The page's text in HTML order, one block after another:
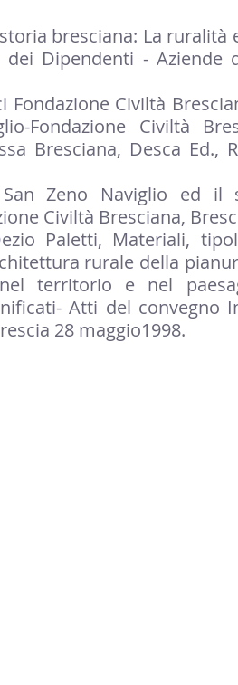
bresciana: La ruralità
dei Dipendenti - Aziende
Fondazione Civiltà
Fondazione Civiltà
Bresciana, Desca Ed.,
San Zeno Naviglio ed il
Civiltà Bresciana,
Paletti, Materiali,
rurale della
territorio e nel
Atti del convegno
28 maggio1998.